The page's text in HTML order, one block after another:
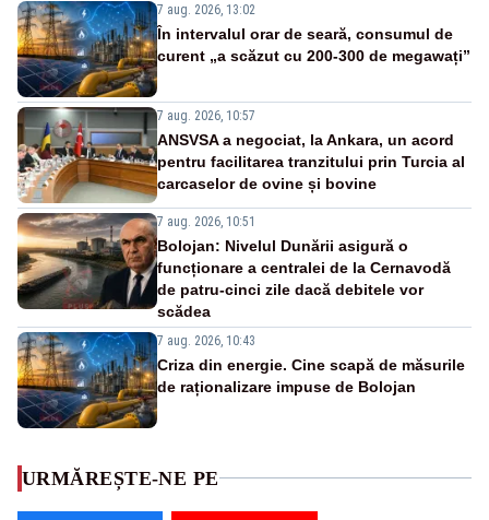
7 aug. 2026, 13:02
În intervalul orar de seară, consumul de
curent „a scăzut cu 200-300 de megawați”
7 aug. 2026, 10:57
ANSVSA a negociat, la Ankara, un acord
pentru facilitarea tranzitului prin Turcia al
carcaselor de ovine și bovine
7 aug. 2026, 10:51
Bolojan: Nivelul Dunării asigură o
funcționare a centralei de la Cernavodă
de patru-cinci zile dacă debitele vor
scădea
7 aug. 2026, 10:43
Criza din energie. Cine scapă de măsurile
de raționalizare impuse de Bolojan
URMĂREȘTE-NE PE